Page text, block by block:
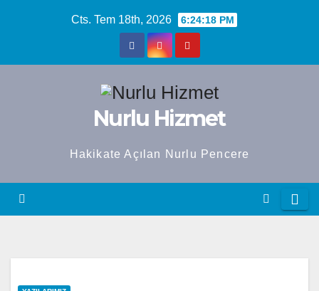
Cts. Tem 18th, 2026 6:24:18 PM
Nurlu Hizmet
Hakikate Açılan Nurlu Pencere